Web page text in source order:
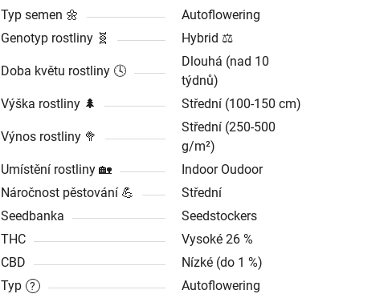
Typ semen 🌼
Autoflowering
Genotyp rostliny 🧬
Hybrid ⚖️
Doba květu rostliny 🕓
Dlouhá (nad 10
týdnů)
Výška rostliny 🌲
Střední (100-150 cm)
Výnos rostliny 🥦
Střední (250-500
g/m²)
Umístění rostliny 🏡
Indoor Oudoor
Náročnost pěstování 💪
Střední
Seedbanka
Seedstockers
THC
Vysoké 26 %
CBD
Nízké (do 1 %)
?
Typ Autoflowering